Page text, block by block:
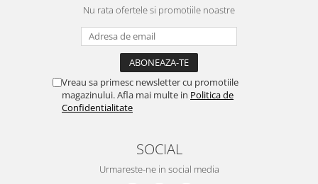
Nu rata ofertele si promotiile noastre
Vreau sa primesc newsletter cu promotiile
magazinului. Afla mai multe in Politica de
Confidentialitate
SOCIAL
Urmareste-ne in social media